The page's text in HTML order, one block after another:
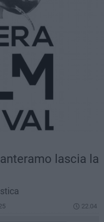
lascia la
22.04